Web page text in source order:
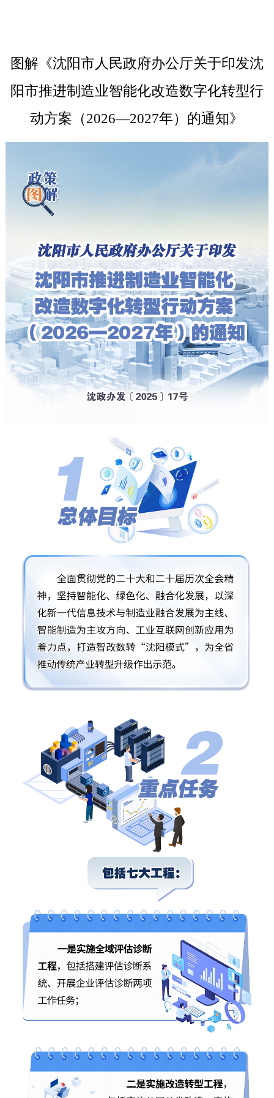
图解《沈阳市人民政府办公厅关于印发沈
阳市推进制造业智能化改造数字化转型行
动方案（2026—2027年）的通知》